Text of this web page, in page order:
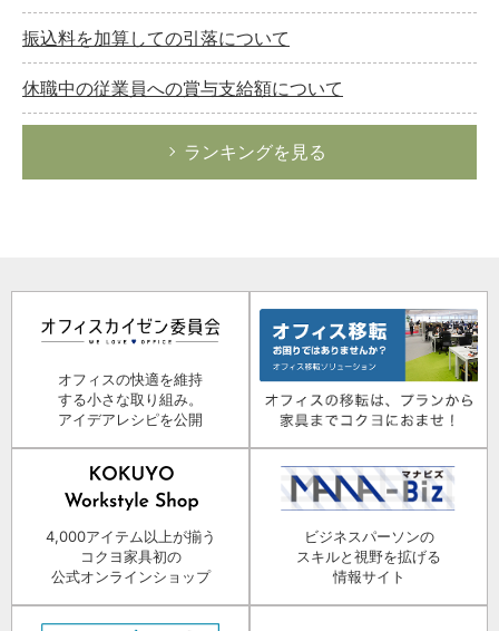
振込料を加算しての引落について
休職中の従業員への賞与支給額について
ランキングを見る
オフィスの快適を維持
する小さな取り組み。
アイデアレシピを公開
4,000アイテム以上が揃う
コクヨ家具初の
公式オンラインショップ
ビジネスパーソンの
スキルと視野を拡げる
情報サイト